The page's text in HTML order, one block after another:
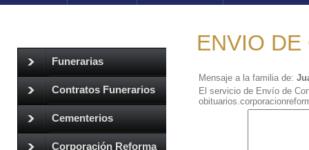
Funerarias
Contratos Funerarios
Cementerios
Corporación Reforma
ENVIO
Mensaje a la familia de:
El servicio de Envío de